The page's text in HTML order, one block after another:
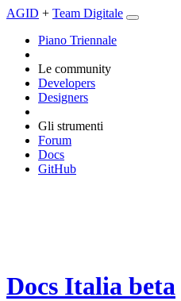
AGID + Team Digitale
Piano Triennale
Le community
Developers
Designers
Gli strumenti
Forum
Docs
GitHub
Docs Italia beta